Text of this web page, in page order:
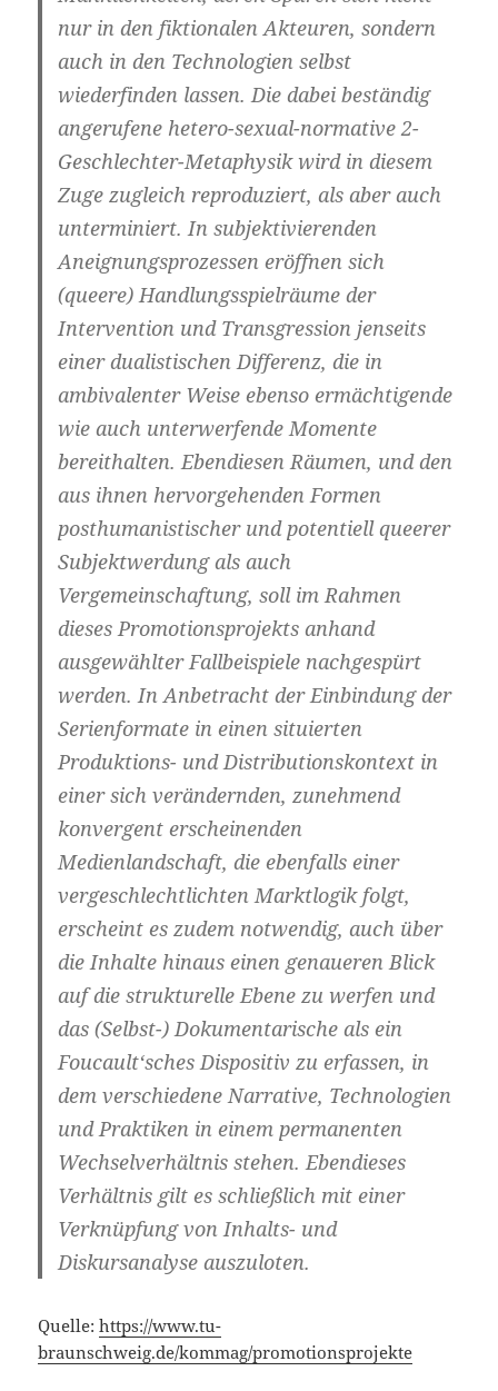
nur in den fiktionalen Akteuren, sondern
auch in den Technologien selbst
wiederfinden lassen. Die dabei beständig
angerufene hetero-sexual-normative 2-
Geschlechter-Metaphysik wird in diesem
Zuge zugleich reproduziert, als aber auch
unterminiert. In subjektivierenden
Aneignungsprozessen eröffnen sich
(queere) Handlungsspielräume der
Intervention und Transgression jenseits
einer dualistischen Differenz, die in
ambivalenter Weise ebenso ermächtigende
wie auch unterwerfende Momente
bereithalten. Ebendiesen Räumen, und den
aus ihnen hervorgehenden Formen
posthumanistischer und potentiell queerer
Subjektwerdung als auch
Vergemeinschaftung, soll im Rahmen
dieses Promotionsprojekts anhand
ausgewählter Fallbeispiele nachgespürt
werden. In Anbetracht der Einbindung der
Serienformate in einen situierten
Produktions- und Distributionskontext in
einer sich verändernden, zunehmend
konvergent erscheinenden
Medienlandschaft, die ebenfalls einer
vergeschlechtlichten Marktlogik folgt,
erscheint es zudem notwendig, auch über
die Inhalte hinaus einen genaueren Blick
auf die strukturelle Ebene zu werfen und
das (Selbst-) Dokumentarische als ein
Foucault‘sches Dispositiv zu erfassen, in
dem verschiedene Narrative, Technologien
und Praktiken in einem permanenten
Wechselverhältnis stehen. Ebendieses
Verhältnis gilt es schließlich mit einer
Verknüpfung von Inhalts- und
Diskursanalyse auszuloten.
Quelle:https://www.tu-
braunschweig.de/kommag/promotionsprojekte